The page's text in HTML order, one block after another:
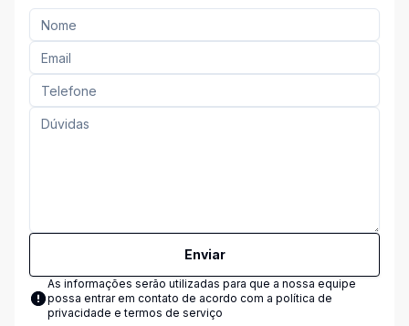
Enviar
As informações serão utilizadas para que a nossa equipe
possa entrar em contato de acordo com a política de
privacidade e termos de serviço